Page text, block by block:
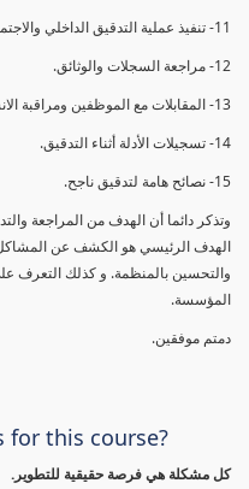
11- تنفيذ عملية التدقيق الداخلي والاجتماع الافتتاحي.
12- مراجعة السجلات والوثائق.
13- المقابلات مع الموظفين ومراقبة الانشطة والمرافق.
14- تسجيلات الأدلة أثناء التدقيق.
15- نصائح هامة لتدقيق ناجح.
وتذكر دائما أن الهدف من المراجعة
الهدف الرئيسي هو الكشف عن المشاكل
والتحسين بالمنظمة. و كذلك التعرف
المؤسسة.
دمتم موفقين.
for this course?
كل مشكلة هي فرصة حقيقية للتطوير.